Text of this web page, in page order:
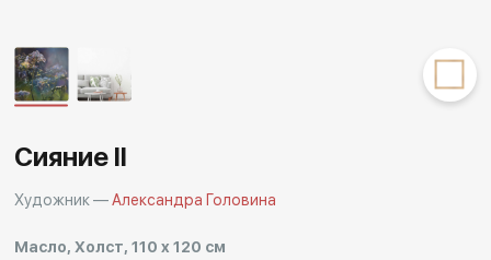
Сияние II
Художник —Александра Головина
Масло, Холст, 110 x 120 см